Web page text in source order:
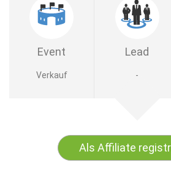
Event Lead
Verkauf -
Als Affiliate